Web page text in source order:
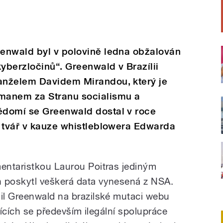
byl v polovině ledna obžalován
Greenwald v Brazílii
Davidem Mirandou, který je
za Stranu socialismu a
se Greenwald dostal v roce
v kauze whistleblowera Edwarda
Laurou Poitras jediným
veškerá data vynesená z NSA.
Greenwald na brazilské mutaci webu
se především ilegální spolupráce